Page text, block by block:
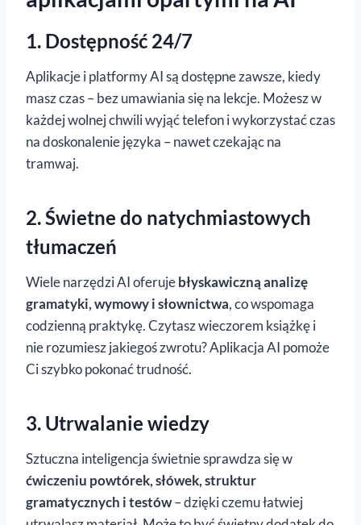
1. Dostępność 24/7
Aplikacje i platformy AI są dostępne zawsze, kiedy
masz czas – bez umawiania się na lekcje. Możesz w
każdej wolnej chwili wyjąć telefon i wykorzystać czas
na doskonalenie języka – nawet czekając na
tramwaj.
2. Świetne do natychmiastowych
tłumaczeń
Wiele narzędzi AI oferujebłyskawiczną analizę
gramatyki, wymowy i słownictwa, co wspomaga
codzienną praktykę. Czytasz wieczorem książkę i
nie rozumiesz jakiegoś zwrotu? Aplikacja AI pomoże
Ci szybko pokonać trudność.
3. Utrwalanie wiedzy
Sztuczna inteligencja świetnie sprawdza się w
ćwiczeniu powtórek, słówek, struktur
gramatycznych i testów– dzięki czemu łatwiej